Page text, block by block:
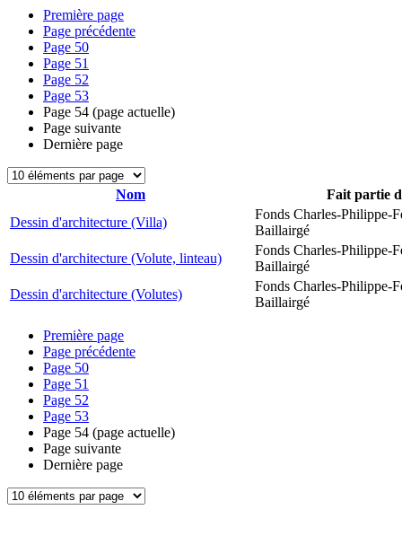
Première page
Page précédente
Page 50
Page 51
Page 52
Page 53
Page 54 (page actuelle)
Page suivante
Dernière page
Nom
Fait partie
Dessin d'architecture (Villa)
Fonds Charles-Philippe-
Baillairgé
Dessin d'architecture (Volute, linteau)
Fonds Charles-Philippe-
Baillairgé
Dessin d'architecture (Volutes)
Fonds Charles-Philippe-
Baillairgé
Première page
Page précédente
Page 50
Page 51
Page 52
Page 53
Page 54 (page actuelle)
Page suivante
Dernière page